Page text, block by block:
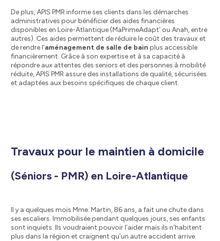
De plus, APIS PMR informe ses clients dans les démarches
administratives pour bénéficier des aides financières
disponibles en Loire-Atlantique (MaPrimeAdapt' ou Anah, entre
autres). Ces aides permettent de réduire le coût des travaux et
de rendre l'aménagement de salle de bain plus accessible
financièrement. Grâce à son expertise et à sa capacité à
répondre aux attentes des seniors et des personnes à mobilité
réduite, APIS PMR assure des installations de qualité, sécurisées
et adaptées aux besoins spécifiques de chaque client.
Travaux pour le maintien à domicile
(Séniors - PMR) en Loire-Atlantique
Il y a quelques mois Mme. Martin, 86 ans, a fait une chute dans
ses escaliers. Immobilisée pendant quelques jours, ses enfants
sont inquiets. Ils voudraient pouvoir l’aider mais ils n’habitent
plus dans la région et craignent qu’un autre accident arrive.